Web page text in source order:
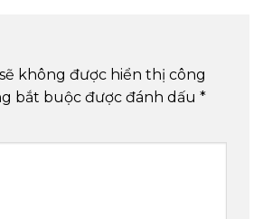
không được hiển thị công
bắt buộc được đánh dấu *